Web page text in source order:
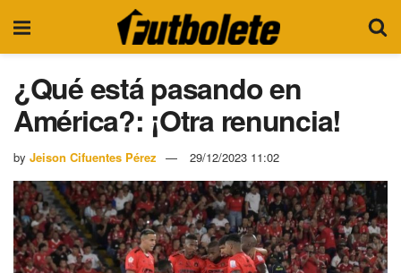
¿Qué está pasando en
América?: ¡Otra renuncia!
by Jeison Cifuentes Pérez 29/12/2023 11:02